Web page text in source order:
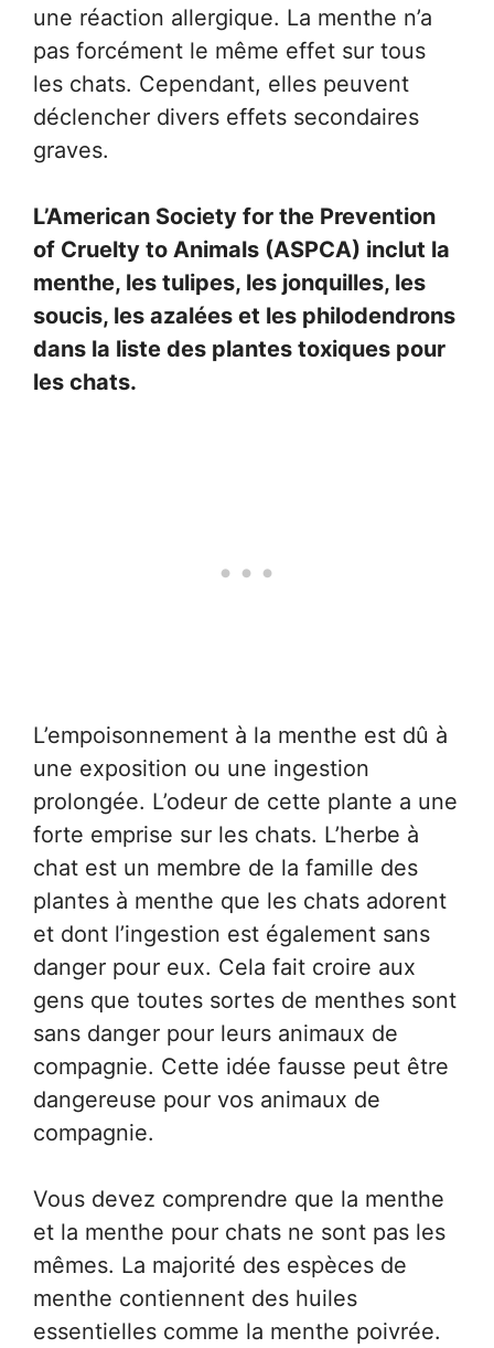
une réaction allergique. La menthe n’a
pas forcément le même effet sur tous
les chats. Cependant, elles peuvent
déclencher divers effets secondaires
graves.
L’American Society for the Prevention
of Cruelty to Animals (ASPCA) inclut la
menthe, les tulipes, les jonquilles, les
soucis, les azalées et les philodendrons
dans la liste des plantes toxiques pour
les chats.
L’empoisonnement à la menthe est dû à
une exposition ou une ingestion
prolongée. L’odeur de cette plante a une
forte emprise sur les chats. L’herbe à
chat est un membre de la famille des
plantes à menthe que les chats adorent
et dont l’ingestion est également sans
danger pour eux. Cela fait croire aux
gens que toutes sortes de menthes sont
sans danger pour leurs animaux de
compagnie. Cette idée fausse peut être
dangereuse pour vos animaux de
compagnie.
Vous devez comprendre que la menthe
et la menthe pour chats ne sont pas les
mêmes. La majorité des espèces de
menthe contiennent des huiles
essentielles comme la menthe poivrée.